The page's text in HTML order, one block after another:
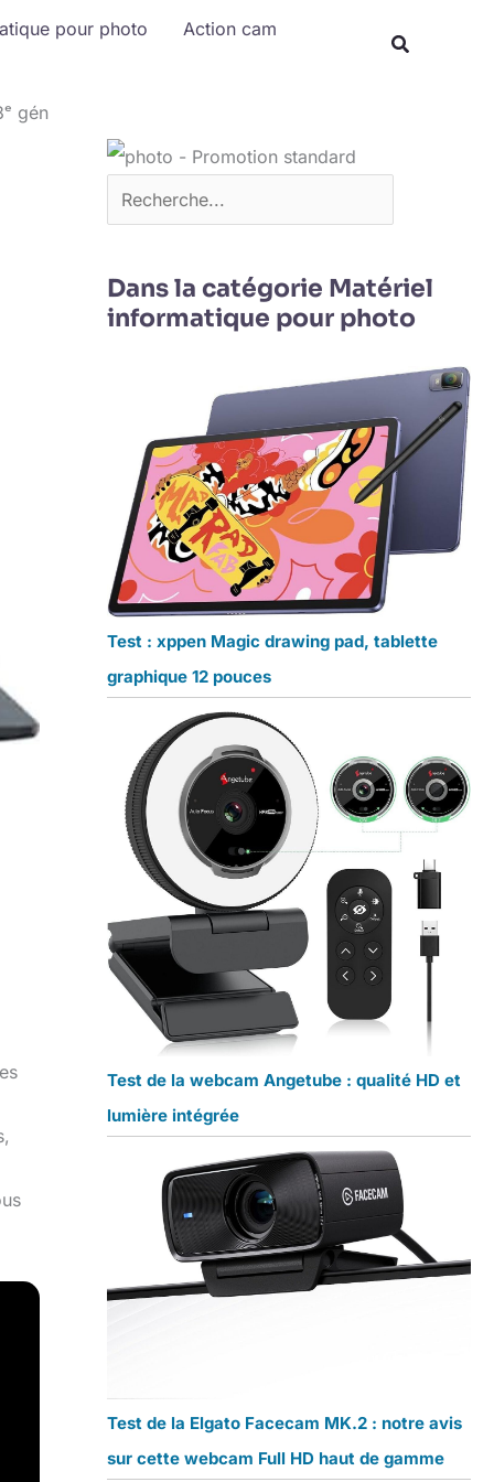
pour photo Action cam
gén
Rechercher
Dans la catégorie Matériel
informatique pour photo
Test : xppen Magic drawing pad, tablette
graphique 12 pouces
Test de la webcam Angetube : qualité HD et
lumière intégrée
Test de la Elgato Facecam MK.2 : notre avis
sur cette webcam Full HD haut de gamme